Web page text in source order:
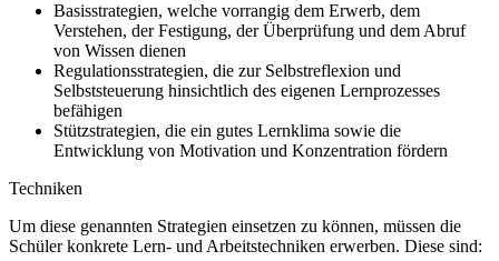
Basisstrategien, welche vorrangig dem Erwerb, dem
Verstehen, der Festigung, der Überprüfung und dem Abruf
von Wissen dienen
Regulationsstrategien, die zur Selbstreflexion und
Selbststeuerung hinsichtlich des eigenen Lernprozesses
befähigen
Stützstrategien, die ein gutes Lernklima sowie die
Entwicklung von Motivation und Konzentration fördern
Techniken
Um diese genannten Strategien einsetzen zu können, müssen die
Schüler konkrete Lern- und Arbeitstechniken erwerben. Diese sind: